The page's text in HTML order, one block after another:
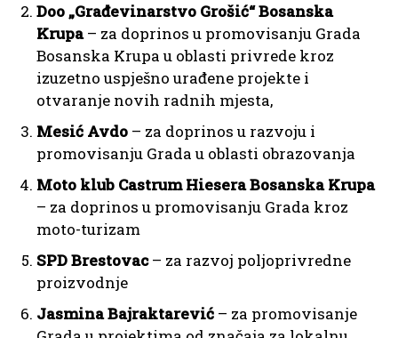
Doo „Građevinarstvo Grošić“ Bosanska
Krupa– za doprinos u promovisanju Grada
Bosanska Krupa u oblasti privrede kroz
izuzetno uspješno urađene projekte i
otvaranje novih radnih mjesta,
Mesić Avdo – za doprinos u razvoju i
promovisanju Grada u oblasti obrazovanja
Moto klub Castrum Hiesera Bosanska Krupa
– za doprinos u promovisanju Grada kroz
moto-turizam
SPD Brestovac– za razvoj poljoprivredne
proizvodnje
Jasmina Bajraktarević – za promovisanje